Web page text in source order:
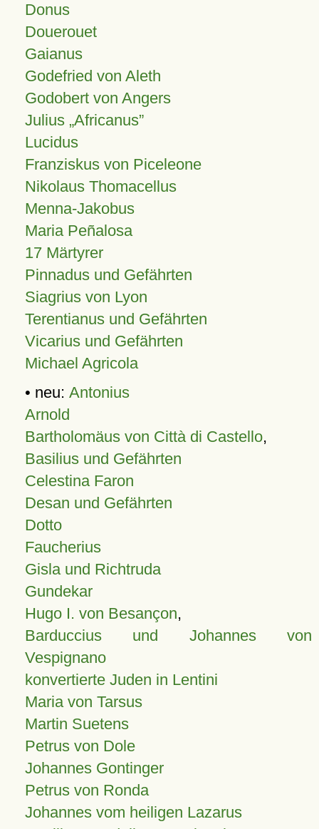
Donus
Douerouet
Gaianus
Godefried von Aleth
Godobert von Angers
Julius Africanus
Lucidus
Franziskus von Piceleone
Nikolaus Thomacellus
Menna-Jakobus
Maria Peñalosa
17 Märtyrer
Pinnadus und Gefährten
Siagrius von Lyon
Terentianus und Gefährten
Vicarius und Gefährten
Michael Agricola
• neu: Antonius
Arnold
Bartholomäus von Città di Castello,
Basilius und Gefährten
Celestina Faron
Desan und Gefährten
Dotto
Faucherius
Gisla und Richtruda
Gundekar
Hugo I. von Besançon,
Barduccius und Johannes von
Vespignano
konvertierte Juden in Lentini
Maria von Tarsus
Martin Suetens
Petrus von Dole
Johannes Gontinger
Petrus von Ronda
Johannes vom heiligen Lazarus